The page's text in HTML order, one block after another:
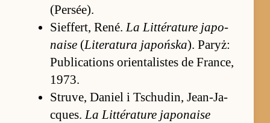
(Per­sée).
Sief­fert, Re­né.La Lit­térature ja­po­
na­ise(Literatura ja­poń­ska). Pa­ryż:
Publica­tions orien­talistes de Fran­ce,
1973.
Struve, Da­niel i Tschu­din, Jean-Ja­
cques.La Lit­térature ja­po­na­ise